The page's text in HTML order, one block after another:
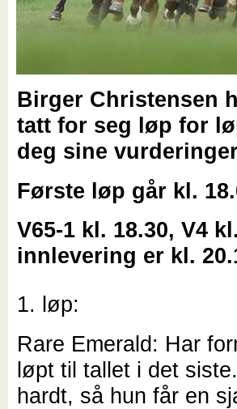
Birger Christensen
tatt for seg løp for
deg sine
Første løp går kl.
V65-1 kl. 18.30, V4
innlevering er kl.
1. løp:
Rare Emerald: Har
løpt til tallet i det
hardt, så hun får en